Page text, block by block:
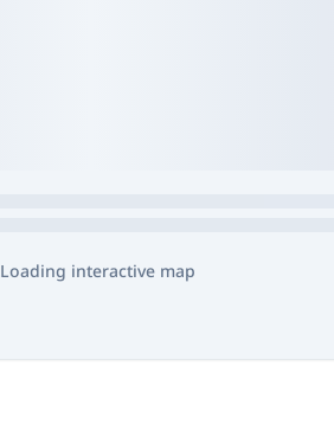
Loading interactive map…